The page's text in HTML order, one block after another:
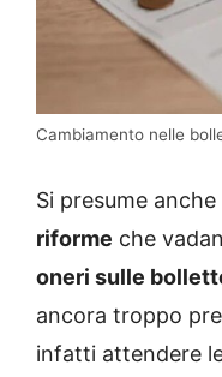
Cambiamento nelle
Si presume
riforme che
oneri sulle
ancora troppo
infatti attendere